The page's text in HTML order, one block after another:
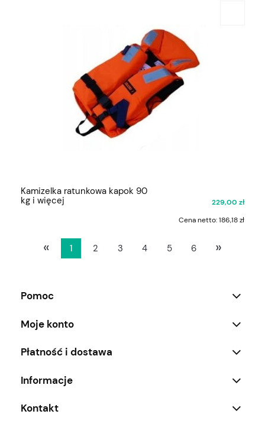
Kamizelka ratunkowa kapok 90
kg i więcej
229,00 zł
Cena netto:186,18 zł
« 1 2 3 4 5 6 »
Pomoc
Moje konto
Płatność i dostawa
Informacje
Kontakt